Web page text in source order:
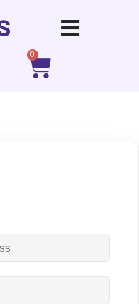
0
Sign up
Lost your password?